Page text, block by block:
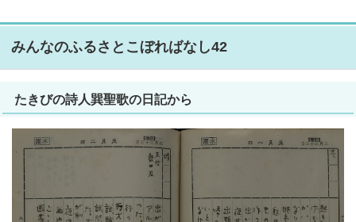
みんなのふるさとこぼればなし42
たきびの詩人巽聖歌の日記から